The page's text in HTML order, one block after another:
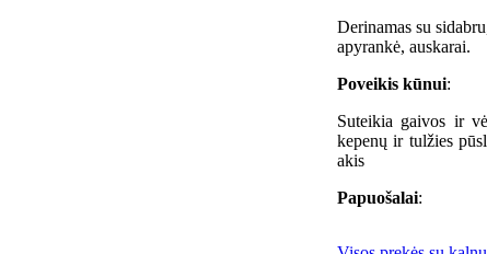
Derinamas su
apyrankė, auskarai.
Poveikis kūnui:
Suteikia gaivos ir
kepenų ir tulžies
akis
Papuošalai: